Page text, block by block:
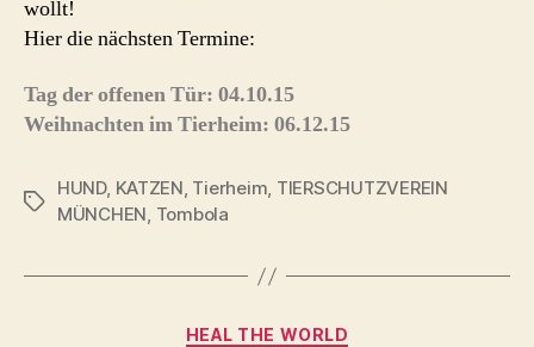
wollt!
Hier die nächsten Termine:
Tag der offenen Tür: 04.10.15
Weihnachten im Tierheim: 06.12.15
Schlagwörter
HUND, KATZEN, Tierheim, TIERSCHUTZVEREIN
MÜNCHEN, Tombola
Kategorien
HEAL THE WORLD